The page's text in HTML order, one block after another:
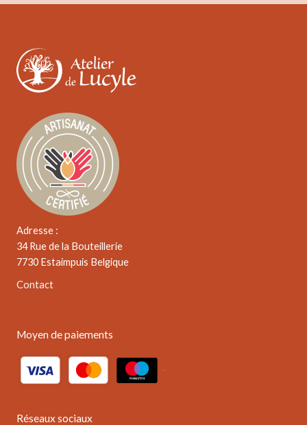
Adresse :
34 Rue de la Bouteillerie
7730 Estaimpuis Belgique
Contact
Moyen de paiements
Réseaux sociaux